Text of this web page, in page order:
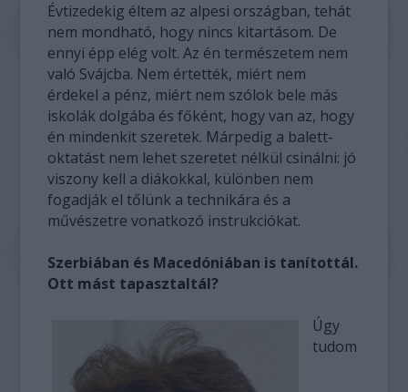
Évtizedekig éltem az alpesi országban, tehát
nem mondható, hogy nincs kitartásom. De
ennyi épp elég volt. Az én természetem nem
való Svájcba. Nem értették, miért nem
érdekel a pénz, miért nem szólok bele más
iskolák dolgába és főként, hogy van az, hogy
én mindenkit szeretek. Márpedig a balett-
oktatást nem lehet szeretet nélkül csinálni: jó
viszony kell a diákokkal, különben nem
fogadják el tőlünk a technikára és a
művészetre vonatkozó instrukciókat.
Szerbiában és Macedóniában is tanítottál.
Ott mást tapasztaltál?
Úgy
tudom